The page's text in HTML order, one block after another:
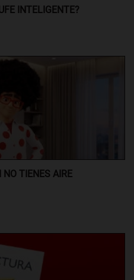
INTELIGENTE?
NO TIENES AIRE